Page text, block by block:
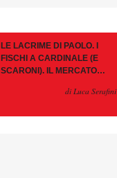
LE LACRIME DI PAOLO. I
FISCHI A CARDINALE (E
SCARONI). IL MERCATO
PAZIENZA, SE RESTA È
di Luca Serafini